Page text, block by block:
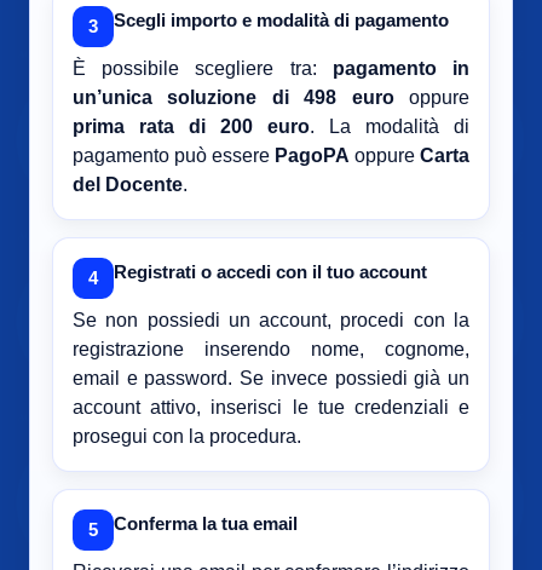
3 Scegli importo e modalità di pagamento
È possibile scegliere tra: pagamento in
un’unica soluzione di 498 eurooppure
prima rata di 200 euro. La modalità di
pagamento può essere PagoPA oppure Carta
del Docente.
4 Registrati o accedi con il tuo account
Se non possiedi un account, procedi con la
registrazione inserendo nome, cognome,
email e password. Se invece possiedi già un
account attivo, inserisci le tue credenziali e
prosegui con la procedura.
5 Conferma la tua email